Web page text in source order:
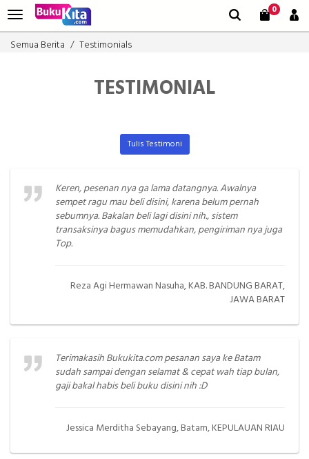
0
Semua Berita Testimonials
TESTIMONIAL
Tulis Testimoni
Keren, pesenan nya ga lama datangnya. Awalnya
sempet ragu mau beli disini, karena belum pernah
sebumnya. Bakalan beli lagi disini nih., sistem
transaksinya bagus memudahkan, pengiriman nya juga
Top.
Reza Agi Hermawan Nasuha, KAB. BANDUNG BARAT,
JAWA BARAT
Terimakasih Bukukita.com pesanan saya ke Batam
sudah sampai dengan selamat & cepat wah tiap bulan,
gaji bakal habis beli buku disini nih :D
Jessica Merditha Sebayang, Batam, KEPULAUAN RIAU